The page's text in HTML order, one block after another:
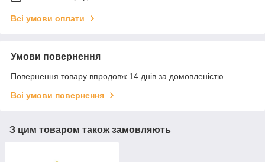
Всі умови оплати
Умови повернення
Повернення товару впродовж 14 днів за домовленістю
Всі умови повернення
З цим товаром також замовляють